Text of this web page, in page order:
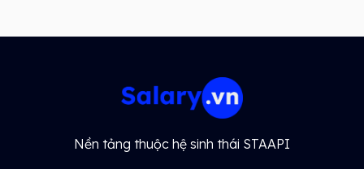
Nền tảng thuộc hệ sinh thái STAAPI